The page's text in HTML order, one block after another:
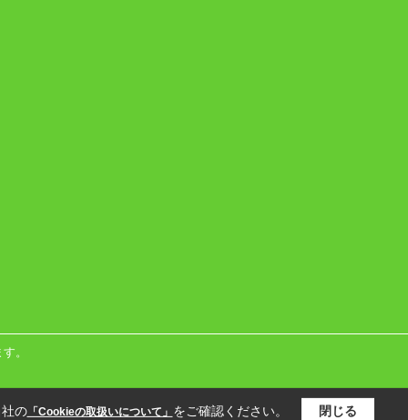
。
の「Cookieの取扱いについて」 をご確認ください。 閉じる